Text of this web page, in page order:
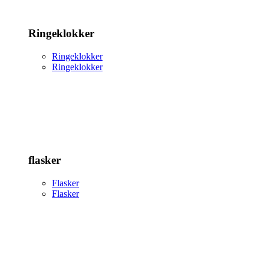
Ringeklokker
Ringeklokker
Ringeklokker
flasker
Flasker
Flasker